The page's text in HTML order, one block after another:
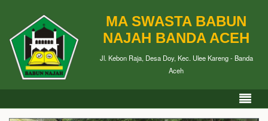
MA SWASTA BABUN
NAJAH BANDA ACEH
Jl. Kebon Raja, Desa Doy, Kec. Ulee Kareng - Banda
Aceh